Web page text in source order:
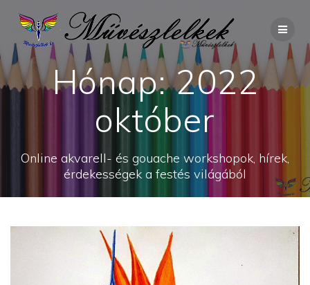
content
Hónap:2022
október
Online akvarell- és gouache workshopok, hírek,
érdekességek a festés világából